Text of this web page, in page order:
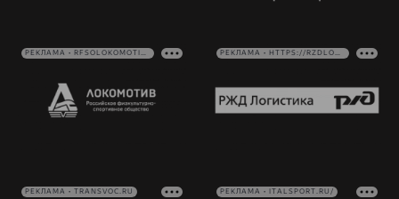
РЕКЛАМА • RFSOLOKOMOTIV.RU РЕКЛАМА • HTTPS://RZDLOG.RU/
РЕКЛАМА • TRANSVOC.RU РЕКЛАМА • ITALSPORT.RU/